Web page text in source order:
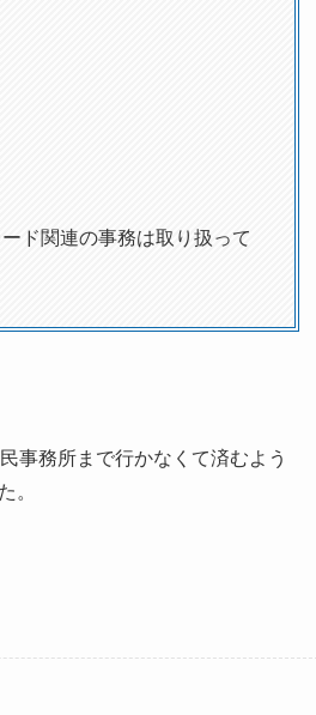
ド関連の事務は取り扱って
事務所まで行かなくて済むよう
。